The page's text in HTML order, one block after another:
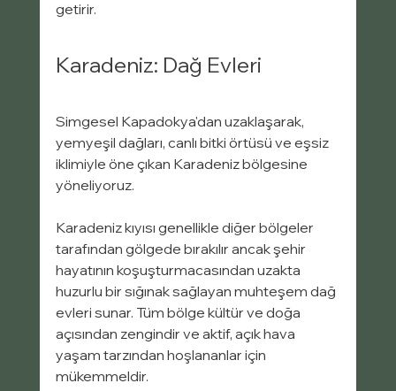
getirir.
Karadeniz: Dağ Evleri
Simgesel Kapadokya'dan uzaklaşarak,
yemyeşil dağları, canlı bitki örtüsü ve eşsiz
iklimiyle öne çıkan Karadeniz bölgesine
yöneliyoruz.
Karadeniz kıyısı genellikle diğer bölgeler
tarafından gölgede bırakılır ancak şehir
hayatının koşuşturmacasından uzakta
huzurlu bir sığınak sağlayan muhteşem dağ
evleri sunar. Tüm bölge kültür ve doğa
açısından zengindir ve aktif, açık hava
yaşam tarzından hoşlananlar için
mükemmeldir.